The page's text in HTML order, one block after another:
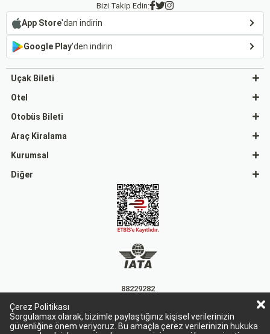
Çerez Politikası
Sorgulamax olarak, bizimle paylaştığınız kişisel verilerinizin
güvenliğine önem veriyoruz. Bu amaçla çerez verilerinizin hukuka
Bizi Takip Edin:
App Store'dan indirin
Google Play'den indirin
Uçak Bileti
Otel
Otobüs Bileti
Araç Kiralama
Kurumsal
Diğer
88229282
15863